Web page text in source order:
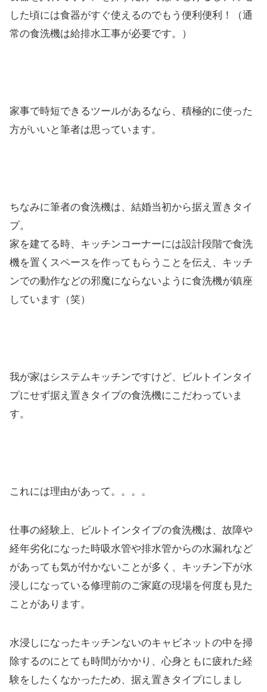
した頃には食器がすぐ使えるのでもう便利便利！（通
常の食洗機は給排水工事が必要です。）
家事で時短できるツールがあるなら、積極的に使った
方がいいと筆者は思っています。
ちなみに筆者の食洗機は、結婚当初から据え置きタイ
プ。
家を建てる時、キッチンコーナーには設計段階で食洗
機を置くスペースを作ってもらうことを伝え、キッチ
ンでの動作などの邪魔にならないように食洗機が鎮座
しています（笑）
我が家はシステムキッチンですけど、ビルトインタイ
プにせず据え置きタイプの食洗機にこだわっていま
す。
これには理由があって。。。。
仕事の経験上、ビルトインタイプの食洗機は、故障や
経年劣化になった時吸水管や排水管からの水漏れなど
があっても気が付かないことが多く、キッチン下が水
浸しになっている修理前のご家庭の現場を何度も見た
ことがあります。
水浸しになったキッチンないのキャビネットの中を掃
除するのにとても時間がかかり、心身ともに疲れた経
験をしたくなかったため、据え置きタイプにしまし